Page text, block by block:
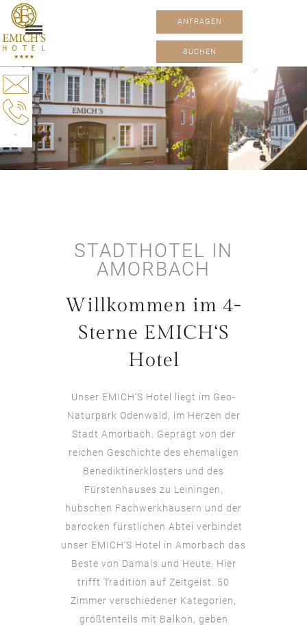
ANFRAGEN
BUCHEN
-
STADTHOTEL IN
AMORBACH
Willkommen im 4-
Sterne EMICH‘S
Hotel
Unser EMICH‘S Hotel liegt im Geo-
Naturpark Odenwald, im Herzen der
Stadt Amorbach. Geprägt von der
reichen Geschichte des ehemaligen
Benediktinerklosters und des
Fürstenhauses zu Leiningen,
hübschen Fachwerkhäusern und der
barocken fürstlichen Abtei verbindet
unser EMICH‘S Hotel in Amorbach das
Beste von Damals und Heute. Hier
trifft Tradition auf Zeitgeist. 50
Zimmer verschiedener Kategorien,
größtenteils mit Balkon, geben